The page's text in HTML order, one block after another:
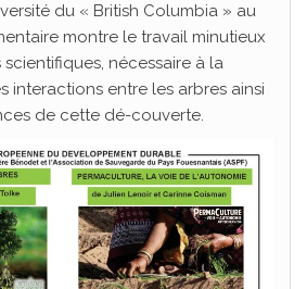
du « British Columbia » au
montre le travail minutieux
nécessaire à la
interactions entre les arbres ainsi
de cette dé-couverte.